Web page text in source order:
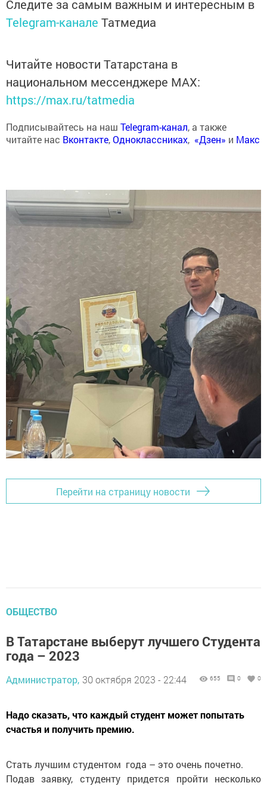
Следите за самым важным и интересным в
Telegram-канале Татмедиа
Читайте новости Татарстана в
национальном мессенджере MАХ:
https://max.ru/tatmedia
Подписывайтесь на наш Telegram-канал, а также
читайте нас Вконтакте,Одноклассниках, «Дзен» и Макс
Перейти на страницу новости
ОБЩЕСТВО
В Татарстане выберут лучшего Студента
года – 2023
Администратор, 30 октября 2023 - 22:44 655 0 0
Надо сказать, что каждый студент может попытать
счастья и получить премию.
Стать лучшим студентом года – это очень почетно.
Подав заявку, студенту придется пройти несколько